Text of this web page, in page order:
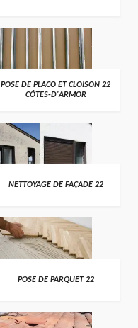
POSE DE PLACO ET CLOISON 22
CÔTES-D'ARMOR
NETTOYAGE DE FAÇADE 22
POSE DE PARQUET 22